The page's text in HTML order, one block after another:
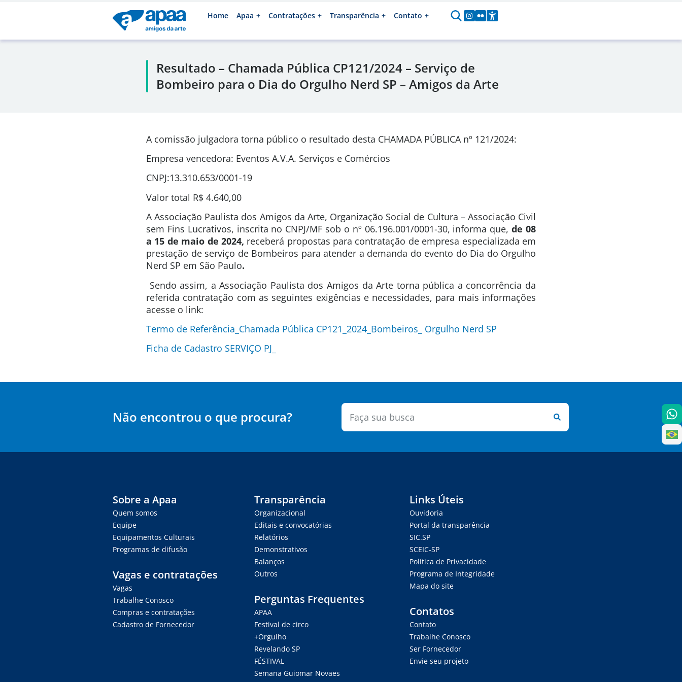
Home Apaa Contratações Transparência Contato
Resultado – Chamada Pública CP121/2024 – Serviço de
Bombeiro para o Dia do Orgulho Nerd SP – Amigos da Arte
A comissão julgadora torna público o resultado desta CHAMADA PÚBLICA nº 121/2024:
Empresa vencedora: Eventos A.V.A. Serviços e Comércios
CNPJ:13.310.653/0001-19
Valor total R$ 4.640,00
A Associação Paulista dos Amigos da Arte, Organização Social de Cultura – Associação Civil
sem Fins Lucrativos, inscrita no CNPJ/MF sob o nº 06.196.001/0001-30, informa que,de 08
a 15 de maio de 2024, receberá propostas para contratação de empresa especializada em
prestação de serviço de Bombeiros para atender a demanda do evento do Dia do Orgulho
Nerd SP em São Paulo.
Sendo assim, a Associação Paulista dos Amigos da Arte torna pública a concorrência da
referida contratação com as seguintes exigências e necessidades, para mais informações
acesse o link:
Termo de Referência_Chamada Pública CP121_2024_Bombeiros_ Orgulho Nerd SP
Ficha de Cadastro SERVIÇO PJ_
Não encontrou o que procura?
Sobre a Apaa
Quem somos
Equipe
Equipamentos Culturais
Programas de difusão
Vagas e contratações
Vagas
Trabalhe Conosco
Compras e contratações
Cadastro de Fornecedor
Transparência
Organizacional
Editais e convocatórias
Relatórios
Demonstrativos
Balanços
Outros
Perguntas Frequentes
APAA
Festival de circo
+Orgulho
Revelando SP
FÉSTIVAL
Semana Guiomar Novaes
Links Úteis
Ouvidoria
Portal da transparência
SIC.SP
SCEIC-SP
Política de Privacidade
Programa de Integridade
Mapa do site
Contatos
Contato
Trabalhe Conosco
Ser Fornecedor
Envie seu projeto